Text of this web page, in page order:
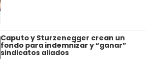
Caputo y Sturzenegger crean un
fondo para indemnizar y “ganar”
sindicatos aliados